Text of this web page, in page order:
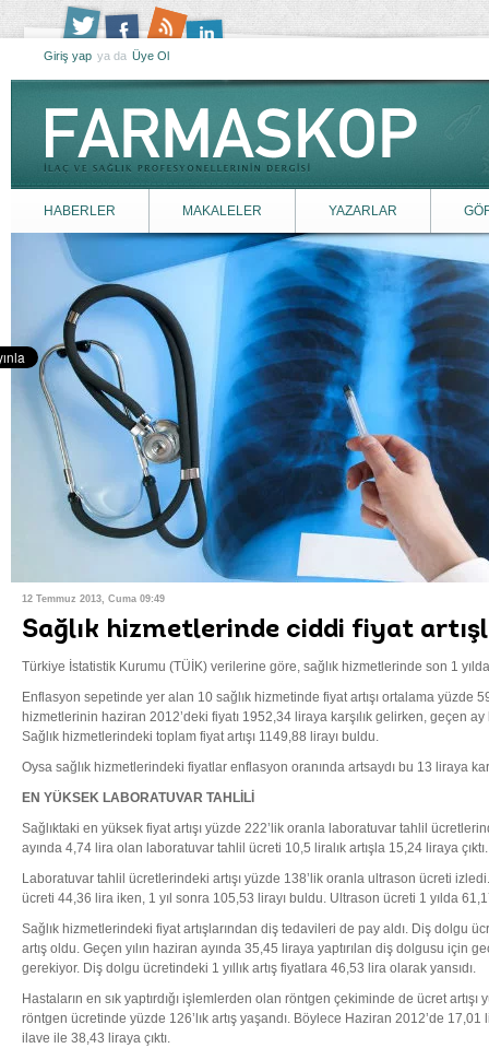
Giriş yap ya da Üye Ol
HABERLER MAKALELER YAZARLAR
12 Temmuz 2013, Cuma 09:49
Sağlık hizmetlerinde ciddi fiyat
Türkiye İstatistik Kurumu (TÜİK) verilerine göre, sağlık hizmetlerinde son 1
Enflasyon sepetinde yer alan 10 sağlık hizmetinde fiyat artışı ortalama yüzde
hizmetlerinin haziran 2012’deki fiyatı 1952,34 liraya karşılık gelirken, geçen
Sağlık hizmetlerindeki toplam fiyat artışı 1149,88 lirayı buldu.
Oysa sağlık hizmetlerindeki fiyatlar enflasyon oranında artsaydı bu 13 liraya
EN YÜKSEK LABORATUVAR TAHLİLİ
Sağlıktaki en yüksek fiyat artışı yüzde 222’lik oranla laboratuvar tahlil
ayında 4,74 lira olan laboratuvar tahlil ücreti 10,5 liralık artışla 15,24 liraya çıktı.
Laboratuvar tahlil ücretlerindeki artışı yüzde 138’lik oranla ultrason ücreti
ücreti 44,36 lira iken, 1 yıl sonra 105,53 lirayı buldu. Ultrason ücreti 1 yılda
Sağlık hizmetlerindeki fiyat artışlarından diş tedavileri de pay aldı. Diş dolgu
artış oldu. Geçen yılın haziran ayında 35,45 liraya yaptırılan diş dolgusu için
gerekiyor. Diş dolgu ücretindeki 1 yıllık artış fiyatlara 46,53 lira olarak yansıdı.
Hastaların en sık yaptırdığı işlemlerden olan röntgen çekiminde de ücret artışı
röntgen ücretinde yüzde 126’lık artış yaşandı. Böylece Haziran 2012’de
ilave ile 38,43 liraya çıktı.